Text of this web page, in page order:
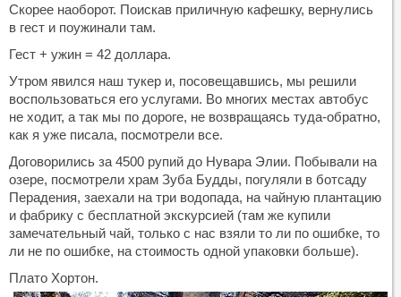
Скорее наоборот. Поискав приличную кафешку, вернулись
в гест и поужинали там.
Гест + ужин = 42 доллара.
Утром явился наш тукер и, посовещавшись, мы решили
воспользоваться его услугами. Во многих местах автобус
не ходит, а так мы по дороге, не возвращаясь туда-обратно,
как я уже писала, посмотрели все.
Договорились за 4500 рупий до Нувара Элии. Побывали на
озере, посмотрели храм Зуба Будды, погуляли в ботсаду
Перадения, заехали на три водопада, на чайную плантацию
и фабрику с бесплатной экскурсией (там же купили
замечательный чай, только с нас взяли то ли по ошибке, то
ли не по ошибке, на стоимость одной упаковки больше).
Плато Хортон.